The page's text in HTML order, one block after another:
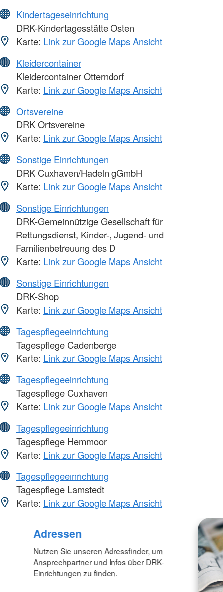
Kindertageseinrichtung
DRK-Kindertagesstätte Osten
Karte: Link zur Google Maps Ansicht
Kleidercontainer
Kleidercontainer Otterndorf
Karte: Link zur Google Maps Ansicht
Ortsvereine
DRK Ortsvereine
Karte: Link zur Google Maps Ansicht
Sonstige Einrichtungen
DRK Cuxhaven/Hadeln gGmbH
Karte: Link zur Google Maps Ansicht
Sonstige Einrichtungen
DRK-Gemeinnützige Gesellschaft für
Rettungsdienst, Kinder-, Jugend- und
Familienbetreuung des D
Karte: Link zur Google Maps Ansicht
Sonstige Einrichtungen
DRK-Shop
Karte: Link zur Google Maps Ansicht
Tagespflegeeinrichtung
Tagespflege Cadenberge
Karte: Link zur Google Maps Ansicht
Tagespflegeeinrichtung
Tagespflege Cuxhaven
Karte: Link zur Google Maps Ansicht
Tagespflegeeinrichtung
Tagespflege Hemmoor
Karte: Link zur Google Maps Ansicht
Tagespflegeeinrichtung
Tagespflege Lamstedt
Karte: Link zur Google Maps Ansicht
Adressen
Nutzen Sie unseren Adressfinder, um
Ansprechpartner und Infos über DRK-
Einrichtungen zu finden.